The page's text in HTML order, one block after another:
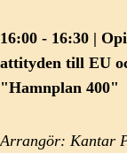
16:00 - 16:30 |
attityden till EU
"Hamnplan 400"
Arrangör: Kantar